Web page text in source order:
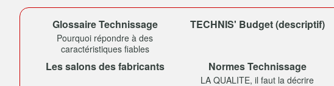
Glossaire Technissage
Pourquoi répondre à des
caractéristiques fiables
TECHNIS' Budget (descriptif)
Les salons des fabricants Normes Technissage
LA QUALITE, il faut la décrire